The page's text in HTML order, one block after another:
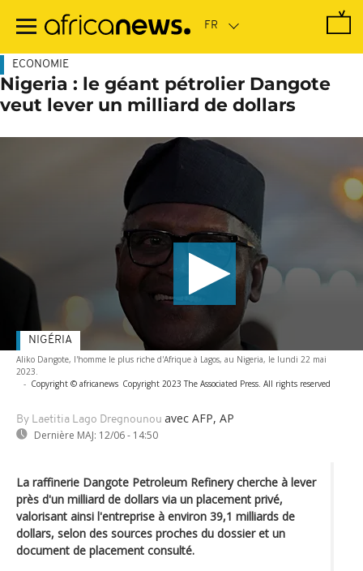
contenu
ECONOMIE
Nigeria : le géant pétrolier Dangote
veut lever un milliard de dollars
Aliko Dangote, l'homme le plus riche d'Afrique à Lagos, au Nigeria, le lundi 22 mai
2023.
- Copyright © africanews Copyright 2023 The Associated Press. All rights reserved
By Laetitia Lago Dregnounou avec AFP, AP
Dernière MAJ: 12/06 - 14:50
NIGÉRIA
La raffinerie Dangote Petroleum Refinery cherche à lever
près d'un milliard de dollars via un placement privé,
valorisant ainsi l'entreprise à environ 39,1 milliards de
dollars, selon des sources proches du dossier et un
document de placement consulté.